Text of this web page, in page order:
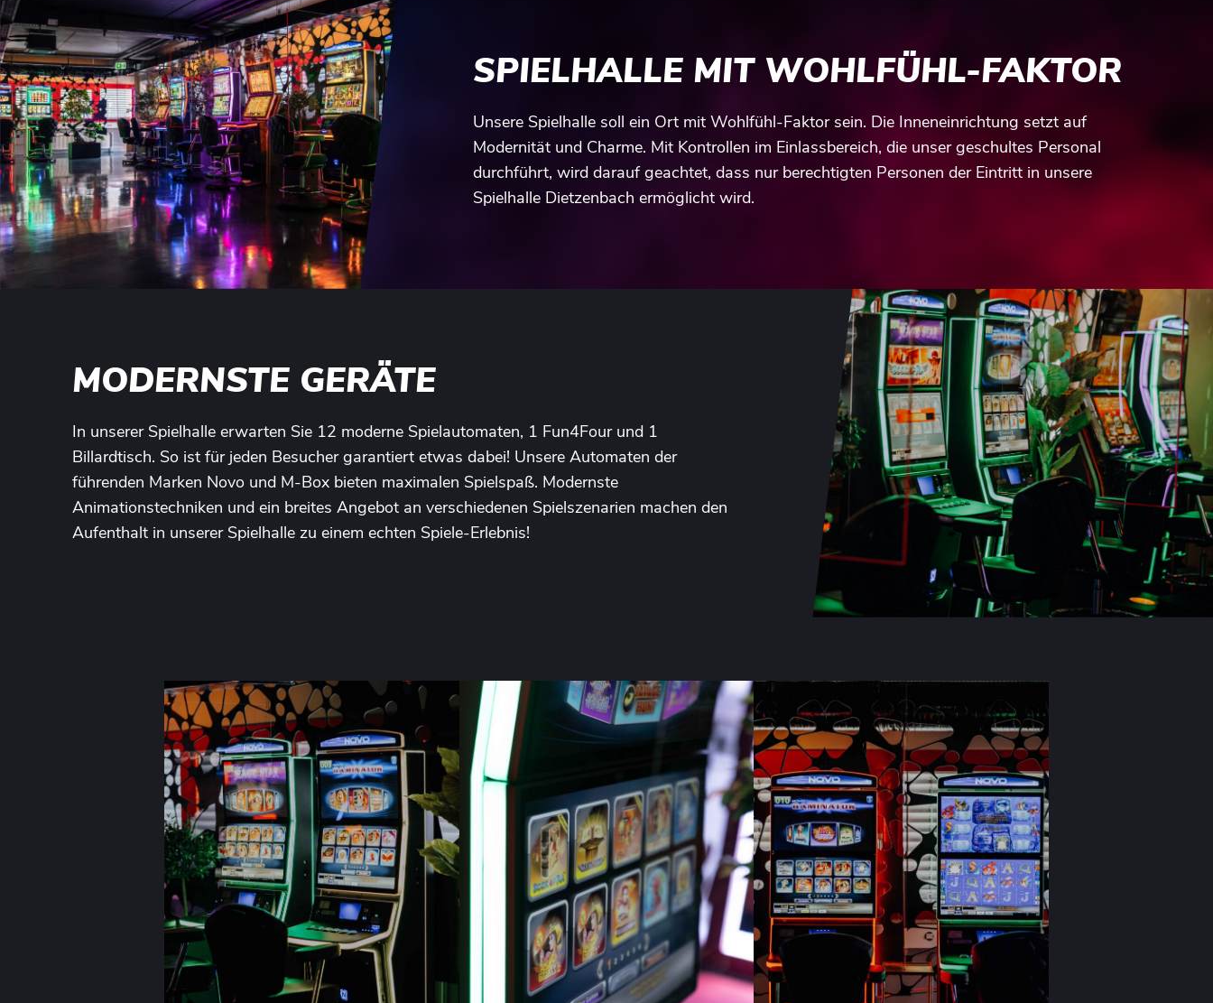
SPIELHALLE MIT WOHLFÜHL-FAKTOR
Unsere Spielhalle soll ein Ort mit Wohlfühl-Faktor sein. Die Inneneinrichtung setzt auf
Modernität und Charme. Mit Kontrollen im Einlassbereich, die unser geschultes Personal
durchführt, wird darauf geachtet, dass nur berechtigten Personen der Eintritt in unsere
Spielhalle Dietzenbach ermöglicht wird.
MODERNSTE GERÄTE
In unserer Spielhalle erwarten Sie 12 moderne Spielautomaten, 1 Fun4Four und 1
Billardtisch. So ist für jeden Besucher garantiert etwas dabei! Unsere Automaten der
führenden Marken Novo und M-Box bieten maximalen Spielspaß. Modernste
Animationstechniken und ein breites Angebot an verschiedenen Spielszenarien machen den
Aufenthalt in unserer Spielhalle zu einem echten Spiele-Erlebnis!